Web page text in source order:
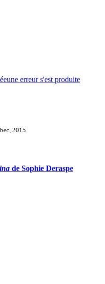
une erreur s'est produite
2015
de Sophie Deraspe